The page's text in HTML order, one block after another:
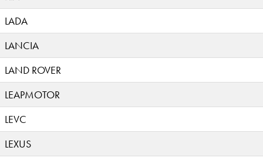
LADA
LANCIA
LAND ROVER
LEAPMOTOR
LEVC
LEXUS